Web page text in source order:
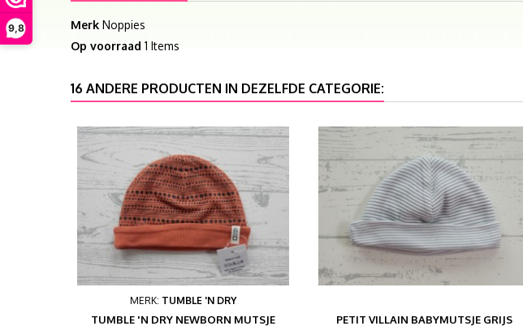
9,8 Merk Noppies
Op voorraad 1 Items
16 ANDERE PRODUCTEN IN DEZELFDE CATEGORIE:
MERK: TUMBLE 'N DRY
TUMBLE 'N DRY NEWBORN MUTSJE
PETIT VILLAIN BABYMUTSJE GRIJS